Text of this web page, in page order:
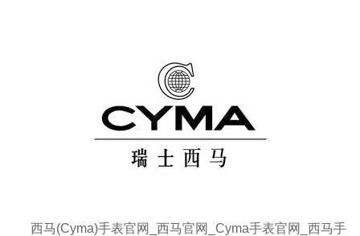
西马(Cyma)手表官网_西马官网_Cyma手表官网_西马手